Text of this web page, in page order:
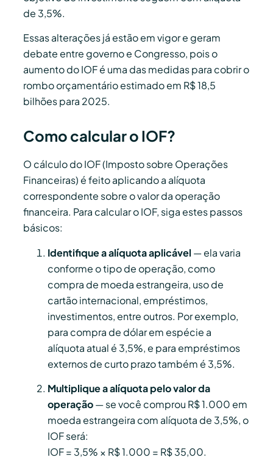
de 3,5%.
Essas alterações já estão em vigor e geram
debate entre governo e Congresso, pois o
aumento do IOF é uma das medidas para cobrir o
rombo orçamentário estimado em R$ 18,5
bilhões para 2025.
Como calcular o IOF?
O cálculo do IOF (Imposto sobre Operações
Financeiras) é feito aplicando a alíquota
correspondente sobre o valor da operação
financeira. Para calcular o IOF, siga estes passos
básicos:
Identifique a alíquota aplicável — ela varia
conforme o tipo de operação, como
compra de moeda estrangeira, uso de
cartão internacional, empréstimos,
investimentos, entre outros. Por exemplo,
para compra de dólar em espécie a
alíquota atual é 3,5%, e para empréstimos
externos de curto prazo também é 3,5%.
Multiplique a alíquota pelo valor da
operação— se você comprou R$ 1.000 em
moeda estrangeira com alíquota de 3,5%, o
IOF será:
IOF = 3,5% × R$ 1.000 = R$ 35,00.